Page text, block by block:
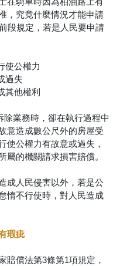
，究竟什麼情況才能申請
段規定，若是人民要申請
使公權力
過失
其他權利
業務時，卻在執行過程中
意造成數公尺外的房屋受
使公權力有故意或過失，
屬的機關請求損害賠償。
成人民侵害以外，若是公
惰不行使時，對人民造成
瑕疵
賠償法第3條第1項規定，